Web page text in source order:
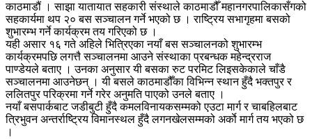
काठमाडौं । साझा यातायात सहकारी संस्थाले काठमाडौँ महानगरपालिकासँगको
सहकार्यमा थप २० बस सञ्चालन गर्ने भएको छ । राष्ट्रिय सभागृहमा बसको
शुभारम्भ गर्ने कार्यक्रम तय गरिएको छ ।
यही असार १६ गते अहिले भित्रिएका नयाँ बस सञ्चालनको शुभारम्भ
कार्यक्रमपछि लगत्तै सञ्चालनमा आउने संस्थाका प्रबन्धक महेन्द्रराज
पाण्डेयले बताए । उनका अनुसार यी बसका रुट परमिट लिइसकेकाले चाँडै
सञ्चालनमा आउनेछन् । यी बसले काठमाडौँका विभिन्न स्थान हुँदै भक्तपुर र
ललितपुर परिक्रमा गर्ने गरेर अनुमति पाएको उनले बताए ।
नयाँ बसपार्कबाट जडीबुटी हुँदै कमलविनायकसम्मको एउटा मार्ग र चाबहिलबाट
त्रिभुवन अन्तर्राष्ट्रिय विमानस्थल हुँदै लगनखेलसम्मको अर्काे मार्ग तय भएको छ
।